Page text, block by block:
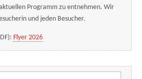
Programm zu entnehmen. Wir
und jeden Besucher.
Flyer 2026